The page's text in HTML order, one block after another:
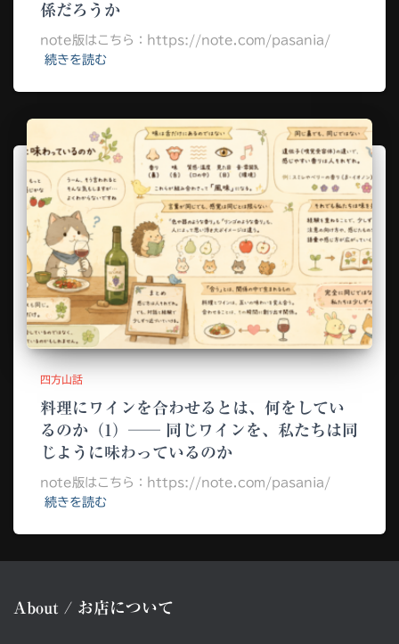
係だろうか
note版はこちら：https://note.com/pasania/
続きを読む
四方山話
料理にワインを合わせるとは、何をしてい
るのか（1）── 同じワインを、私たちは同
じように味わっているのか
note版はこちら：https://note.com/pasania/
続きを読む
About / お店について